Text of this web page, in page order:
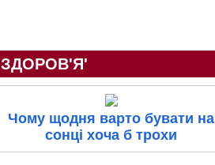
ЗДОРОВ'Я'
Чому щодня варто бувати на
сонці хоча б трохи